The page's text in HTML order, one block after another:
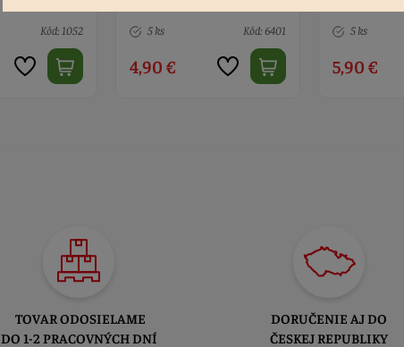
Kód: 6401 5 ks Kód: 1058
5,90 €
7 ks
7,00 €
TOVAR ODOSIELAME
DO 1-2 PRACOVNÝCH DNÍ
DORUČENIE AJ DO
ČESKEJ REPUBLIKY